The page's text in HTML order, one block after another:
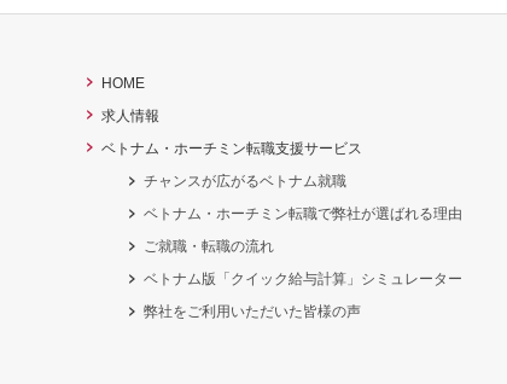
HOME
求人情報
ベトナム・ホーチミン転職支援サービス
チャンスが広がるベトナム就職
ベトナム・ホーチミン転職で弊社が選ばれる理由
ご就職・転職の流れ
ベトナム版「クイック給与計算」シミュレーター
弊社をご利用いただいた皆様の声